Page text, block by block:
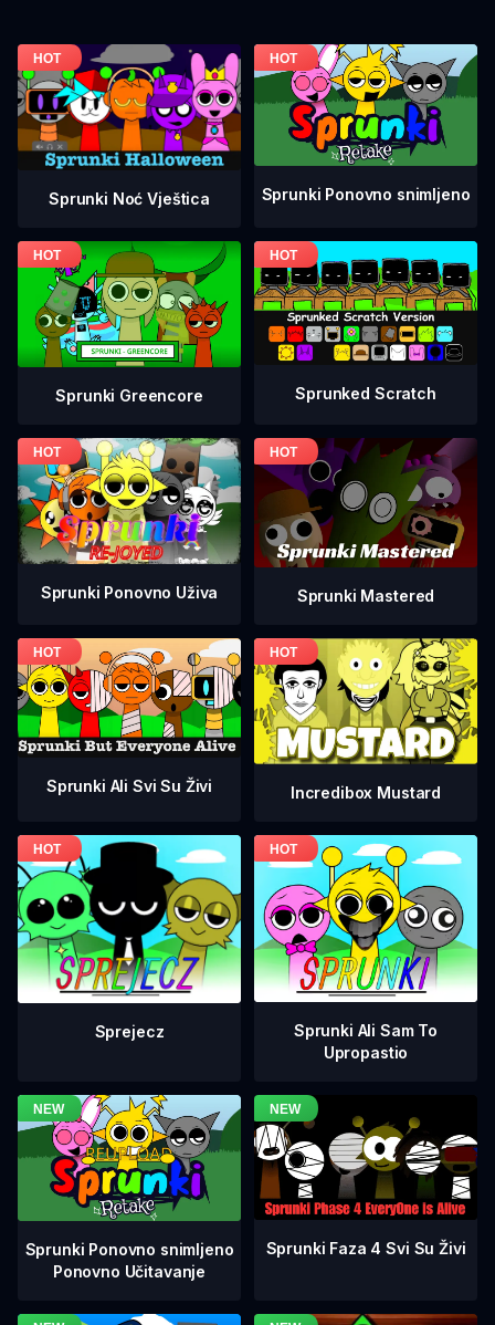
Sprunki Noć Vještica Sprunki Ponovno snimljeno
Sprunki Greencore Sprunked Scratch
Sprunki Ponovno Uživa Sprunki Mastered
Sprunki Ali Svi Su Živi Incredibox Mustard
Sprejecz
Sprunki Ali Sam To
Upropastio
Sprunki Ponovno snimljeno
Ponovno Učitavanje
Sprunki Faza 4 Svi Su Živi